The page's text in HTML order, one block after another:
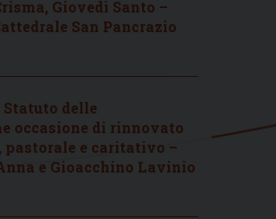
Giovedì Santo –
San Pancrazio
delle
occasione di rinnovato
e caritativo –
e Gioacchino Lavinio